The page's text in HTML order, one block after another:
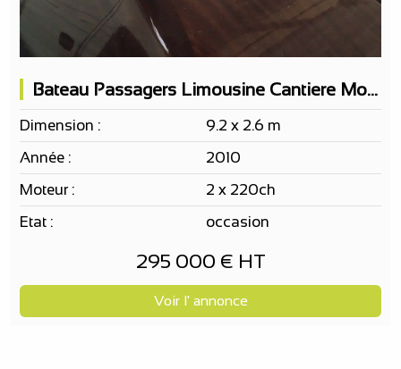
Bateau Passagers Limousine Cantiere Motonautico SERENELLA 10pax
Dimension :
9.2 x 2.6 m
Année :
2010
Moteur :
2 x 220ch
Etat :
occasion
295 000 € HT
Voir l' annonce